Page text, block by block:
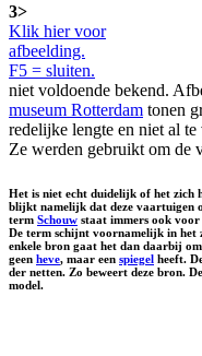
3>
Klik hier voor
afbeelding.
F5 = sluiten.
niet voldoende bekend.
museum Rotterdam tonen
redelijke lengte en niet al te
Ze werden gebruikt om de
Het is niet echt duidelijk of het zich
blijkt namelijk dat deze vaartuigen
term Schouw staat immers ook voor
De term schijnt voornamelijk in het
enkele bron gaat het dan daarbij
geen heve, maar een spiegel heeft.
der netten. Zo beweert deze bron.
model.